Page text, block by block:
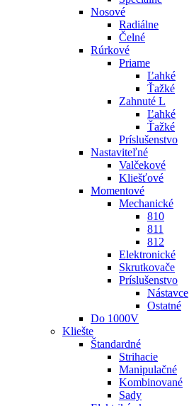
Nosové
Radiálne
Čelné
Rúrkové
Priame
Ľahké
Ťažké
Zahnuté L
Ľahké
Ťažké
Príslušenstvo
Nastaviteľné
Valčekové
Kliešťové
Momentové
Mechanické
810
811
812
Elektronické
Skrutkovače
Príslušenstvo
Nástavce
Ostatné
Do 1000V
Kliešte
Štandardné
Strihacie
Manipulačné
Kombinované
Sady